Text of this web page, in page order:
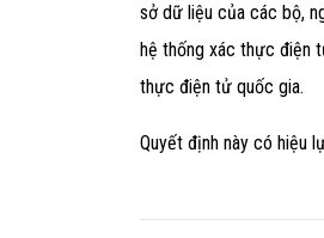
sở dữ liệu của các bộ,
hệ thống xác thực điện
thực điện tử quốc gia.
Quyết định này có hiệu